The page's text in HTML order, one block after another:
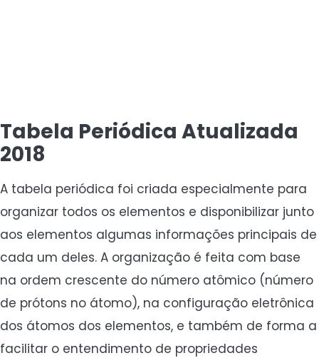
Tabela Periódica Atualizada
2018
A tabela periódica foi criada especialmente para
organizar todos os elementos e disponibilizar junto
aos elementos algumas informações principais de
cada um deles. A organização é feita com base
na ordem crescente do número atômico (número
de prótons no átomo), na configuração eletrônica
dos átomos dos elementos, e também de forma a
facilitar o entendimento de propriedades